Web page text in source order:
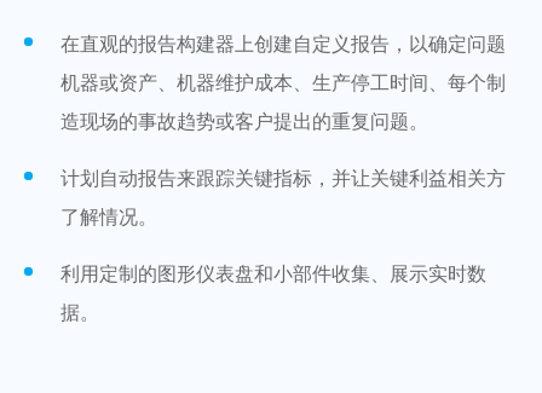
在直观的报告构建器上创建自定义报告，以确定问题
机器或资产、机器维护成本、生产停工时间、每个制
造现场的事故趋势或客户提出的重复问题。
计划自动报告来跟踪关键指标，并让关键利益相关方
了解情况。
利用定制的图形仪表盘和小部件收集、展示实时数
据。